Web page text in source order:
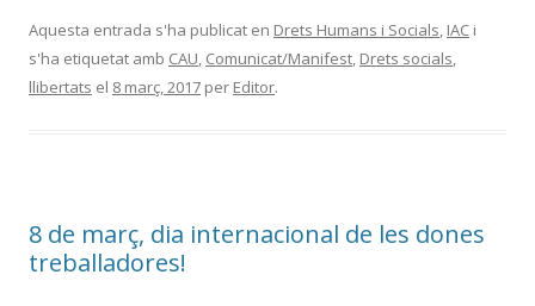
Aquesta entrada s'ha publicat en Drets Humans i Socials, IAC i
s'ha etiquetat amb CAU, Comunicat/Manifest, Drets socials,
llibertats el 8 març, 2017 per Editor.
8 de març, dia internacional de les dones
treballadores!